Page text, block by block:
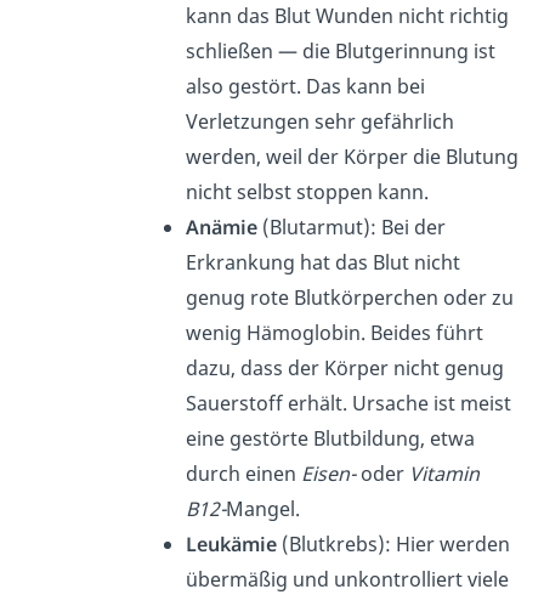
kann das Blut Wunden nicht richtig
schließen — die Blutgerinnung ist
also gestört. Das kann bei
Verletzungen sehr gefährlich
werden, weil der Körper die Blutung
nicht selbst stoppen kann.
Anämie (Blutarmut): Bei der
Erkrankung hat das Blut nicht
genug rote Blutkörperchen oder zu
wenig Hämoglobin. Beides führt
dazu, dass der Körper nicht genug
Sauerstoff erhält. Ursache ist meist
eine gestörte Blutbildung, etwa
durch einen Eisen-oder Vitamin
B12-Mangel.
Leukämie (Blutkrebs): Hier werden
übermäßig und unkontrolliert viele